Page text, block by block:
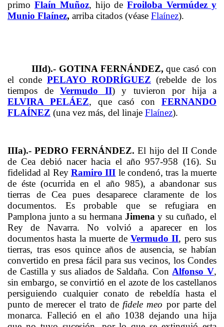
primo Flaín Muñoz, hijo deFroiloba Vermúdez y
Munio Flaínez, arriba citados (véase Flaínez).
IIId).- GOTINA FERNÁNDEZ, que casó con
el conde PELAYO RODRÍGUEZ (rebelde de los
tiempos de Vermudo II) y tuvieron por hija a
ELVIRA PELÁEZ, que casó conFERNANDO
FLAÍNEZ (una vez más, del linaje Flaínez).
IIIa).- PEDRO FERNÁNDEZ. El hijo del II Conde
de Cea debió nacer hacia el año 957-958 (16). Su
fidelidad al Rey Ramiro III le condenó, tras la muerte
de éste (ocurrida en el año 985), a abandonar sus
tierras de Cea pues desaparece claramente de los
documentos. Es probable que se refugiara en
Pamplona junto a su hermana Jimena y su cuñado, el
Rey de Navarra. No volvió a aparecer en los
documentos hasta la muerte de Vermudo II, pero sus
tierras, tras esos quince años de ausencia, se habían
convertido en presa fácil para sus vecinos, los Condes
de Castilla y sus aliados de Saldaña. Con Alfonso V,
sin embargo, se convirtió en el azote de los castellanos
persiguiendo cualquier conato de rebeldía hasta el
punto de merecer el trato de fidele meo por parte del
monarca. Falleció en el año 1038 dejando una hija